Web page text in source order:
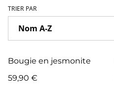
TRIER PAR
Bougie en jesmonite
59,90 €